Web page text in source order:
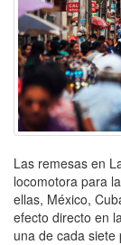
Las remesas en
locomotora para
ellas, México,
efecto directo en
una de cada